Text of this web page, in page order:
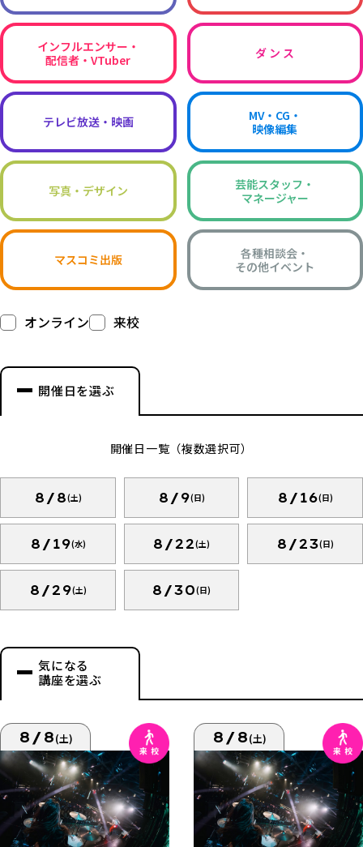
インフルエンサー・
配信者・VTuber
ダ ン ス
テレビ放送・映画
MV・CG・
映像編集
写真・デザイン
芸能スタッフ・
マネージャー
マスコミ出版
各種相談会・
その他イベント
オンライン 来校
開催日を選ぶ
開催日一覧（複数選択可）
8/8(土) 8/9(日) 8/16(日)
8/19(水) 8/22(土) 8/23(日)
8/29(土) 8/30(日)
気になる
講座を選ぶ
8/8(土) 8/8(土)